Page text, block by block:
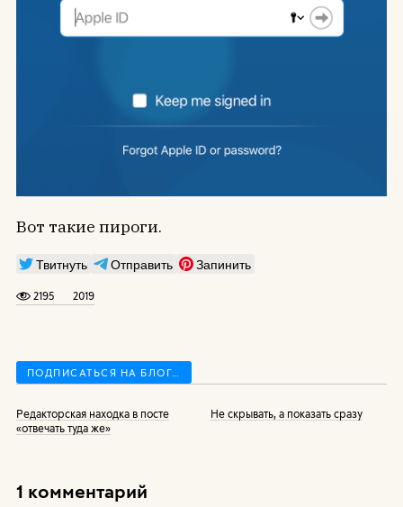
Вот такие пироги.
Твитнуть Отправить Запинить
2195 2019
ПОДПИСАТЬСЯ НА БЛОГ…
Редакторская находка в посте
«отвечать туда же»
Не скрывать, а показать сразу
1 комментарий